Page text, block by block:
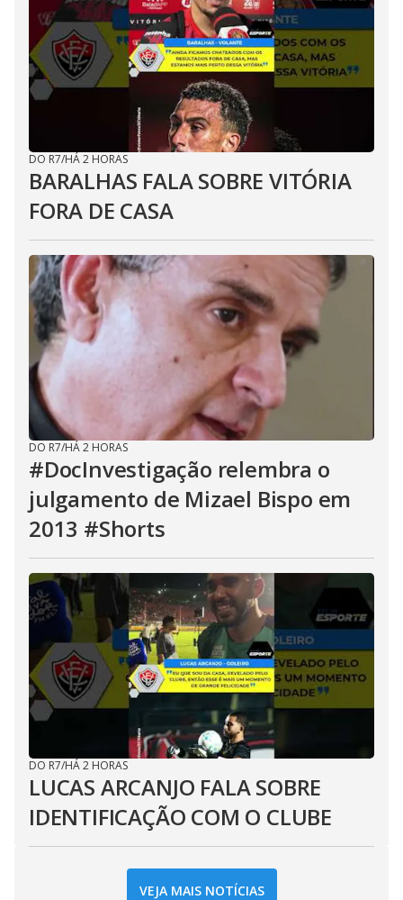
DO R7/HÁ 2 HORAS
BARALHAS FALA SOBRE VITÓRIA
FORA DE CASA
DO R7/HÁ 2 HORAS
#DocInvestigação relembra o
julgamento de Mizael Bispo em
2013 #Shorts
DO R7/HÁ 2 HORAS
LUCAS ARCANJO FALA SOBRE
IDENTIFICAÇÃO COM O CLUBE
VEJA MAIS NOTÍCIAS